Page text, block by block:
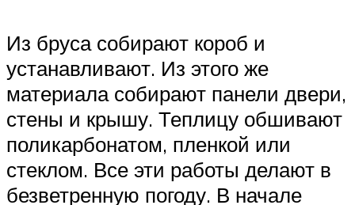
Из бруса собирают короб и
устанавливают. Из этого же
материала собирают панели двери,
стены и крышу. Теплицу обшивают
поликарбонатом, пленкой или
стеклом. Все эти работы делают в
безветренную погоду. В начале